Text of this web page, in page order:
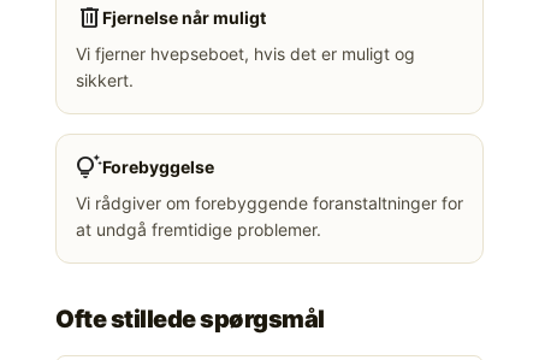
deleteFjernelse når muligt
Vi fjerner hvepseboet, hvis det er muligt og
sikkert.
tips_and_updatesForebyggelse
Vi rådgiver om forebyggende foranstaltninger for
at undgå fremtidige problemer.
Ofte stillede spørgsmål